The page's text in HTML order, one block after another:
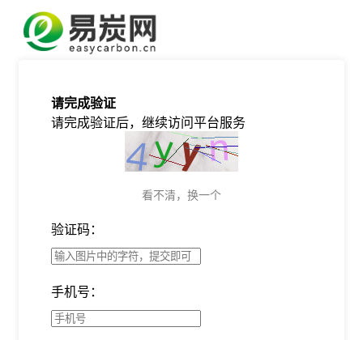
请完成验证
请完成验证后，继续访问平台服务
看不清，换一个
验证码：
手机号：